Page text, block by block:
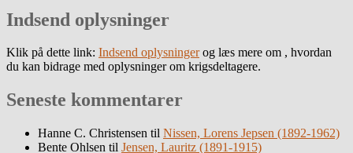
Indsend oplysninger
Klik på dette link: Indsend oplysningerog læs mere om , hvordan
du kan bidrage med oplysninger om krigsdeltagere.
Seneste kommentarer
Hanne C. Christensen til Nissen, Lorens Jepsen (1892-1962)
Bente Ohlsen til Jensen, Lauritz (1891-1915)